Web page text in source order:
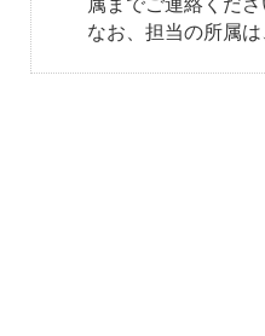
属までご連絡くだ
なお、担当の所属は